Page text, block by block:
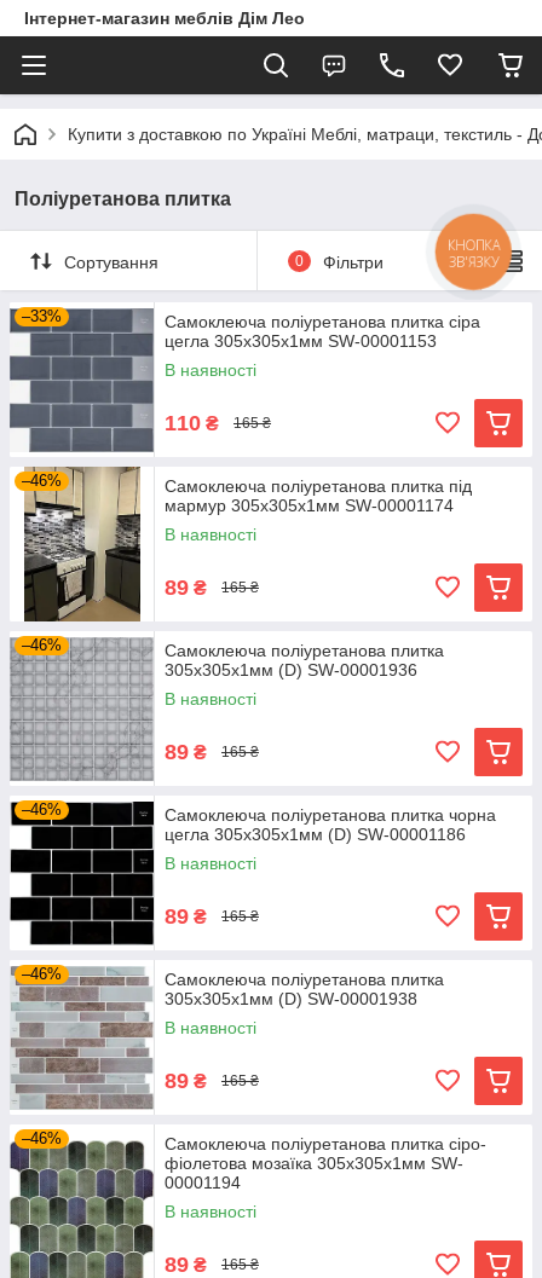
Інтернет-магазин меблів Дім Лео
Купити з доставкою по Україні Меблі, матраци, текстиль -
Поліуретанова плитка
Сортування 0 Фільтри
–33%
Самоклеюча поліуретанова плитка сіра
цегла 305х305х1мм SW-00001153
В наявності
110 ₴ 165 ₴
–46%
Самоклеюча поліуретанова плитка під
мармур 305х305х1мм SW-00001174
В наявності
89 ₴ 165 ₴
–46%
Самоклеюча поліуретанова плитка
305х305х1мм (D) SW-00001936
В наявності
89 ₴ 165 ₴
–46%
Самоклеюча поліуретанова плитка чорна
цегла 305х305х1мм (D) SW-00001186
В наявності
89 ₴ 165 ₴
–46%
Самоклеюча поліуретанова плитка
305х305х1мм (D) SW-00001938
В наявності
89 ₴ 165 ₴
–46%
Самоклеюча поліуретанова плитка сіро-
фіолетова мозаїка 305х305х1мм SW-
00001194
В наявності
89 ₴ 165 ₴
КНОПКА
ЗВ'ЯЗКУ